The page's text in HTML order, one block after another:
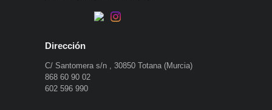
Dirección
C/ Santomera s/n , 30850 Totana (Murcia)
868 60 90 02
602 596 990